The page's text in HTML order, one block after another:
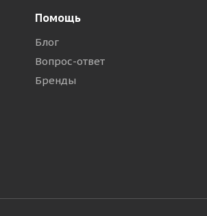
Помощь
Блог
Вопрос-ответ
Бренды